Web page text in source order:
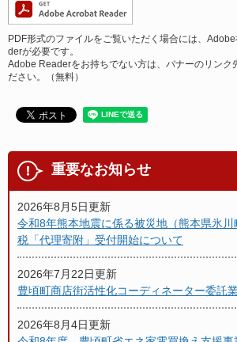
PDF形式のファイルをご覧いただく場合には、
derが必要です。
Adobe Readerをお持ちでない方は、バナーのリンク
ださい。（無料）
重要なお知らせ
2026年8月5日更新
令和8年熊本地震に係る被災地（熊本県氷
税「代理寄附」受付開始について
2026年7月22日更新
豊頃町商店街活性化コーディネーター委託
2026年8月4日更新